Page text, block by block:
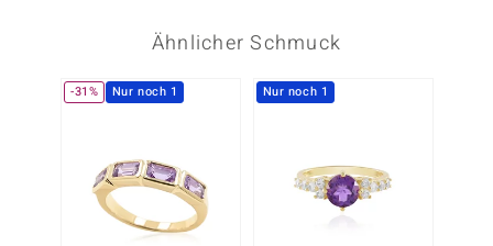
Ähnlicher Schmuck
-31% Nur noch 1 Nur noch 1